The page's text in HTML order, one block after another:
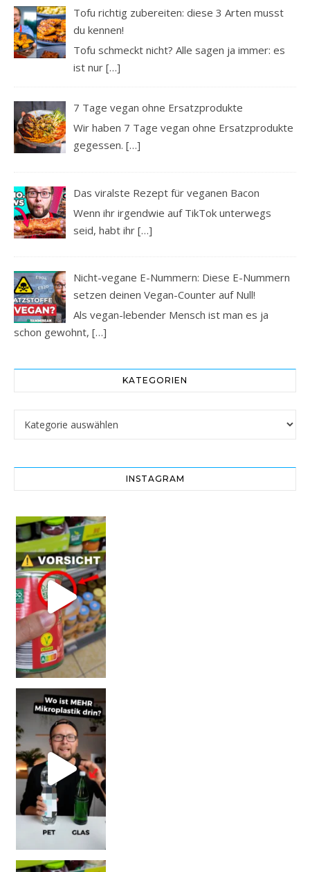
Tofu richtig zubereiten: diese 3 Arten musst
du kennen!
Tofu schmeckt nicht? Alle sagen ja immer: es
ist nur[…]
7 Tage vegan ohne Ersatzprodukte
Wir haben 7 Tage vegan ohne Ersatzprodukte
gegessen.[…]
Das viralste Rezept für veganen Bacon
Wenn ihr irgendwie auf TikTok unterwegs
seid, habt ihr[…]
Nicht-vegane E-Nummern: Diese E-Nummern
setzen deinen Vegan-Counter auf Null!
Als vegan-lebender Mensch ist man es ja
schon gewohnt, […]
KATEGORIEN
INSTAGRAM
Vorsicht! Eine Dell
SCHOCK-STUDIE: Mehr Mikroplastik in Glasflaschen